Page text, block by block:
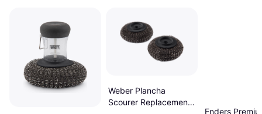
Weber Plancha
Scourer Replacement
Enders